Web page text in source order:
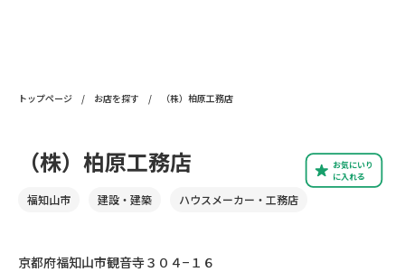
トップページ / お店を探す / （株）柏原工務店
お気にいり
に入れる
（株）柏原工務店
福知山市 建設・建築 ハウスメーカー・工務店
京都府福知山市観音寺３０４−１６